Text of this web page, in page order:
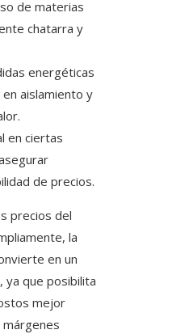
de materias
chatarra y
energéticas
aislamiento y
en ciertas
de precios.
precios del
la
en un
ya que posibilita
mejor